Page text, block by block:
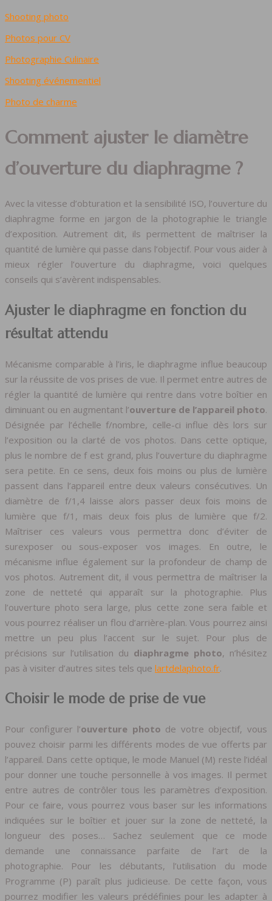
Shooting photo
Photos pour CV
Photographie Culinaire
Shooting événementiel
Photo de charme
Comment ajuster le diamètre
d’ouverture du diaphragme ?
Avec la vitesse d’obturation et la sensibilité ISO, l’ouverture du
diaphragme forme en jargon de la photographie le triangle
d’exposition. Autrement dit, ils permettent de maîtriser la
quantité de lumière qui passe dans l’objectif. Pour vous aider à
mieux régler l’ouverture du diaphragme, voici quelques
conseils qui s’avèrent indispensables.
Ajuster le diaphragme en fonction du
résultat attendu
Mécanisme comparable à l’iris, le diaphragme influe beaucoup
sur la réussite de vos prises de vue. Il permet entre autres de
régler la quantité de lumière qui rentre dans votre boîtier en
diminuant ou en augmentant l’ouverture de l’appareil photo.
Désignée par l’échelle f/nombre, celle-ci influe dès lors sur
l’exposition ou la clarté de vos photos. Dans cette optique,
plus le nombre de f est grand, plus l’ouverture du diaphragme
sera petite. En ce sens, deux fois moins ou plus de lumière
passent dans l’appareil entre deux valeurs consécutives. Un
diamètre de f/1,4 laisse alors passer deux fois moins de
lumière que f/1, mais deux fois plus de lumière que f/2.
Maîtriser ces valeurs vous permettra donc d’éviter de
surexposer ou sous-exposer vos images. En outre, le
mécanisme influe également sur la profondeur de champ de
vos photos. Autrement dit, il vous permettra de maîtriser la
zone de netteté qui apparaît sur la photographie. Plus
l’ouverture photo sera large, plus cette zone sera faible et
vous pourrez réaliser un flou d’arrière-plan. Vous pourrez ainsi
mettre un peu plus l’accent sur le sujet. Pour plus de
précisions sur l’utilisation du diaphragme photo, n’hésitez
pas à visiter d’autres sites tels que lartdelaphoto.fr.
Choisir le mode de prise de vue
Pour configurer l’ouverture photo de votre objectif, vous
pouvez choisir parmi les différents modes de vue offerts par
l’appareil. Dans cette optique, le mode Manuel (M) reste l’idéal
pour donner une touche personnelle à vos images. Il permet
entre autres de contrôler tous les paramètres d’exposition.
Pour ce faire, vous pourrez vous baser sur les informations
indiquées sur le boîtier et jouer sur la zone de netteté, la
longueur des poses… Sachez seulement que ce mode
demande une connaissance parfaite de l’art de la
photographie. Pour les débutants, l’utilisation du mode
Programme (P) paraît plus judicieuse. De cette façon, vous
pourrez modifier les valeurs prédéfinies pour les adapter à